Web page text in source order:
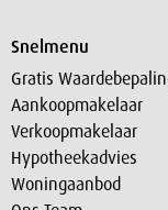
Snelmenu
Gratis
Aankoopmakelaar
Verkoopmakelaar
Hypotheekadvies
Woningaanbod